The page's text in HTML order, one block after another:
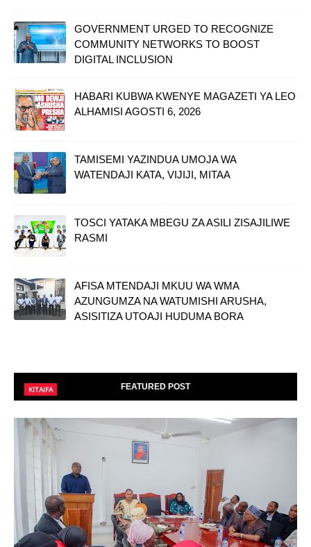
GOVERNMENT URGED TO RECOGNIZE
COMMUNITY NETWORKS TO BOOST
DIGITAL INCLUSION
HABARI KUBWA KWENYE MAGAZETI YA LEO
ALHAMISI AGOSTI 6, 2026
TAMISEMI YAZINDUA UMOJA WA
WATENDAJI KATA, VIJIJI, MITAA
TOSCI YATAKA MBEGU ZA ASILI ZISAJILIWE
RASMI
AFISA MTENDAJI MKUU WA WMA
AZUNGUMZA NA WATUMISHI ARUSHA,
ASISITIZA UTOAJI HUDUMA BORA
FEATURED POST
KITAIFA